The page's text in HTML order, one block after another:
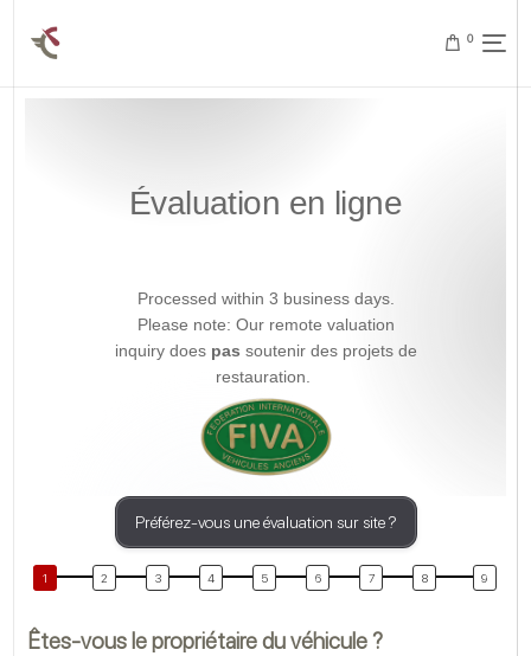
0
Évaluation en ligne
Processed within 3 business days.
Please note: Our remote valuation
inquiry does pas soutenir des projets de
restauration.
Préférez-vous une évaluation sur site ?
Êtes-vous le propriétaire du véhicule ?